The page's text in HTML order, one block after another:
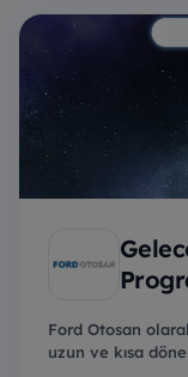
Ford Otosan
uzun ve kısa